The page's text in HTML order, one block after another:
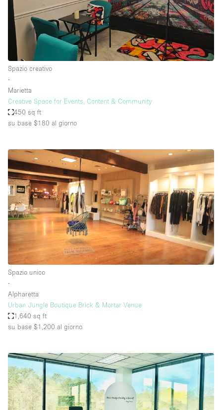
Spazio creativo
∙
Marietta
Creative Space for Events, Content & Community
450 sq ft
su base $180 al giorno
Spazio unico
∙
Alpharetta
Urban Jungle Boutique Brick & Mortar Venue
1,640 sq ft
su base $1,200 al giorno